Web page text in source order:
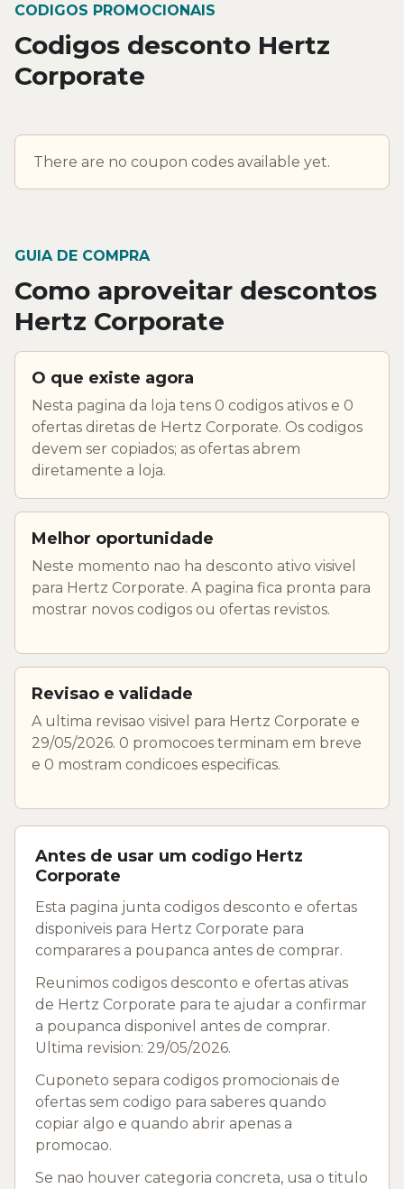
CODIGOS PROMOCIONAIS
Codigos desconto Hertz
Corporate
There are no coupon codes available yet.
GUIA DE COMPRA
Como aproveitar descontos
Hertz Corporate
O que existe agora
Nesta pagina da loja tens 0 codigos ativos e 0
ofertas diretas de Hertz Corporate. Os codigos
devem ser copiados; as ofertas abrem
diretamente a loja.
Melhor oportunidade
Neste momento nao ha desconto ativo visivel
para Hertz Corporate. A pagina fica pronta para
mostrar novos codigos ou ofertas revistos.
Revisao e validade
A ultima revisao visivel para Hertz Corporate e
29/05/2026. 0 promocoes terminam em breve
e 0 mostram condicoes especificas.
Antes de usar um codigo Hertz
Corporate
Esta pagina junta codigos desconto e ofertas
disponiveis para Hertz Corporate para
comparares a poupanca antes de comprar.
Reunimos codigos desconto e ofertas ativas
de Hertz Corporate para te ajudar a confirmar
a poupanca disponivel antes de comprar.
Ultima revision: 29/05/2026.
Cuponeto separa codigos promocionais de
ofertas sem codigo para saberes quando
copiar algo e quando abrir apenas a
promocao.
Se nao houver categoria concreta, usa o titulo